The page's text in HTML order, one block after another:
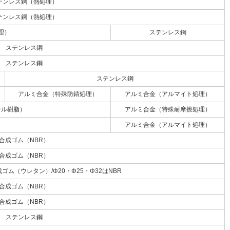
ンレス鋼（熱処理）
ステンレス鋼
ステンレス鋼
ステンレス鋼
ステンレス鋼
アルミ合金（特殊防錆処理） アルミ合金（アルマイト処理）
樹脂） アルミ合金（特殊耐摩擦処理）
アルミ合金（アルマイト処理）
成ゴム（NBR）
成ゴム（NBR）
ゴム（ウレタン）/Φ20・Φ25・Φ32はNBR
成ゴム（NBR）
成ゴム（NBR）
ステンレス鋼